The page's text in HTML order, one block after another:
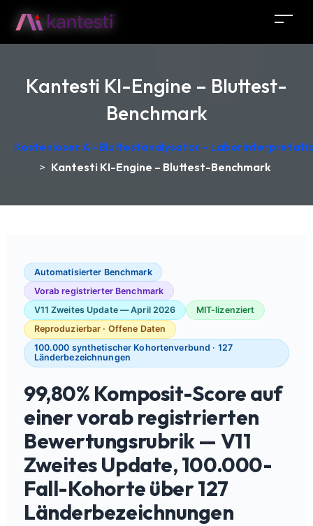
Kantesti KI-Engine – Bluttest-
Benchmark
Kostenloser AI-Bluttestanalysator –
> Kantesti KI-Engine – Bluttest-Benchmark
Automatisierter Benchmark
Vorab registrierter Benchmark
V11 Zweites Update — April 2026
MIT-lizenziert
Reproduzierbar · Offene Daten
100.000 synthetischer Kohortenverbund · 127
Länderbezeichnungen
99,80% Komposit-Score auf
einer vorab registrierten
Bewertungsrubrik — V11
Zweites Update, 100.000-
Fall-Kohorte über 127
Länderbezeichnungen